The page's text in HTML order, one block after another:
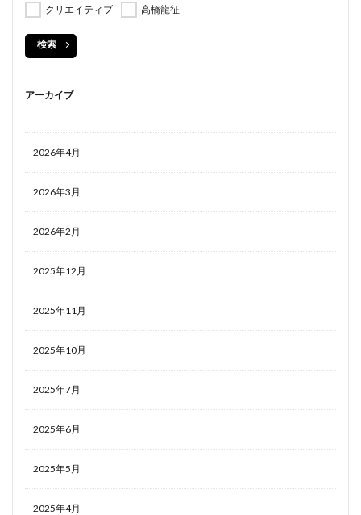
クリエイティブ
高橋龍征
検索
アーカイブ
2026年4月
2026年3月
2026年2月
2025年12月
2025年11月
2025年10月
2025年7月
2025年6月
2025年5月
2025年4月